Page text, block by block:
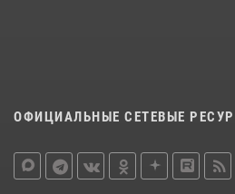
ОФИЦИАЛЬНЫЕ СЕТЕВЫЕ